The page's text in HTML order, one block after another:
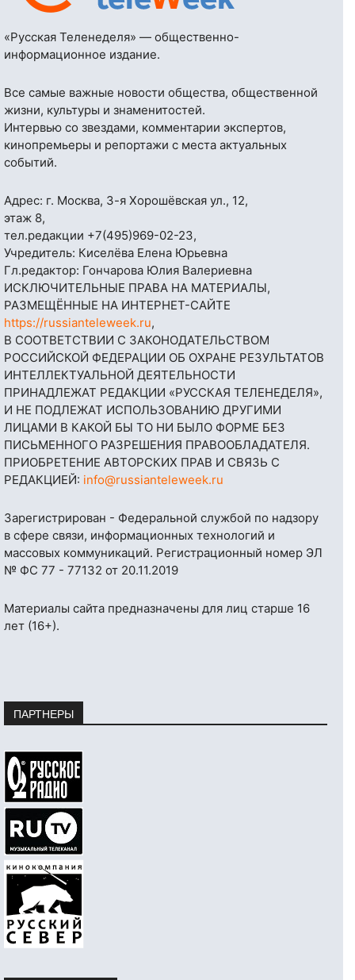
«Русская Теленеделя» — общественно-
информационное издание.
Все самые важные новости общества, общественной
жизни, культуры и знаменитостей.
Интервью со звездами, комментарии экспертов,
кинопремьеры и репортажи с места актуальных
событий.
Адрес: г. Москва, 3-я Хорошёвская ул., 12,
этаж 8,
тел.редакции +7(495)969-02-23,
Учредитель: Киселёва Елена Юрьевна
Гл.редактор: Гончарова Юлия Валериевна
ИСКЛЮЧИТЕЛЬНЫЕ ПРАВА НА МАТЕРИАЛЫ,
РАЗМЕЩЁННЫЕ НА ИНТЕРНЕТ-САЙТЕ
https://russianteleweek.ru,
В СООТВЕТСТВИИ С ЗАКОНОДАТЕЛЬСТВОМ
РОССИЙСКОЙ ФЕДЕРАЦИИ ОБ ОХРАНЕ РЕЗУЛЬТАТОВ
ИНТЕЛЛЕКТУАЛЬНОЙ ДЕЯТЕЛЬНОСТИ
ПРИНАДЛЕЖАТ РЕДАКЦИИ «РУССКАЯ ТЕЛЕНЕДЕЛЯ»,
И НЕ ПОДЛЕЖАТ ИСПОЛЬЗОВАНИЮ ДРУГИМИ
ЛИЦАМИ В КАКОЙ БЫ ТО НИ БЫЛО ФОРМЕ БЕЗ
ПИСЬМЕННОГО РАЗРЕШЕНИЯ ПРАВООБЛАДАТЕЛЯ.
ПРИОБРЕТЕНИЕ АВТОРСКИХ ПРАВ И СВЯЗЬ С
РЕДАКЦИЕЙ: info@russianteleweek.ru
Зарегистрирован - Федеральной службой по надзору
в сфере связи, информационных технологий и
массовых коммуникаций. Регистрационный номер ЭЛ
№ ФС 77 - 77132 от 20.11.2019
Материалы сайта предназначены для лиц старше 16
лет (16+).
ПАРТНЕРЫ